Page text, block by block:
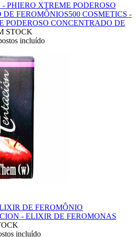
- PHIERO XTREME PODEROSO
FEROMÔNIOS500 COSMETICS -
PODEROSO CONCENTRADO DE
STOCK
incluído
DE FEROMÔNIO
- ELIXIR DE FEROMONAS
incluído